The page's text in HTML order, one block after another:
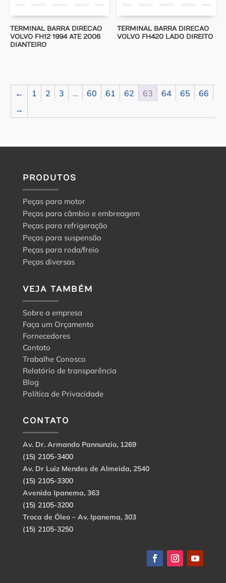
TERMINAL BARRA DIRECAO
VOLVO FH12 1994 ATE 2006
DIANTEIRO
TERMINAL BARRA DIRECAO
VOLVO FH420 LADO DIREITO
← 1 2 3 … 60 61 62 63 64 65
66
→
PRODUTOS
Peças para motor
Peças para câmbio e embreagem
Peças para refrigeração
Peças para suspensão
Peças para roda/freio
Peças diversas
VEJA TAMBÉM
Sobre a empresa
Faça um Orçamento
Fornecedores
Contato
Trabalhe Conosco
Relatório de transparência
Blog
Política de Privacidade
CONTATO
Av. Dr. Armando Pannunzio, 1269
(15) 2105-3400
Av. Dr Luiz Mendes de Almeida, 2540
(15) 2105-3300
Avenida Ipanema, 363
(15) 2105-3200
Troca de Óleo – Av. Ipanema, 303
(15) 2105-3250